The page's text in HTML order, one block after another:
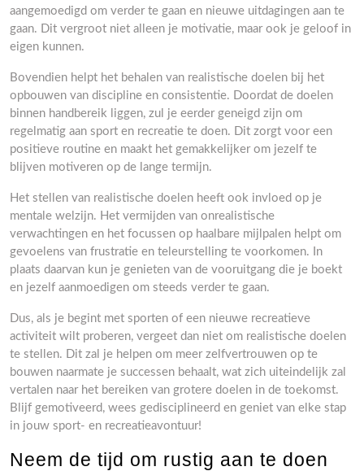
aangemoedigd om verder te gaan en nieuwe uitdagingen aan te
gaan. Dit vergroot niet alleen je motivatie, maar ook je geloof in
eigen kunnen.
Bovendien helpt het behalen van realistische doelen bij het
opbouwen van discipline en consistentie. Doordat de doelen
binnen handbereik liggen, zul je eerder geneigd zijn om
regelmatig aan sport en recreatie te doen. Dit zorgt voor een
positieve routine en maakt het gemakkelijker om jezelf te
blijven motiveren op de lange termijn.
Het stellen van realistische doelen heeft ook invloed op je
mentale welzijn. Het vermijden van onrealistische
verwachtingen en het focussen op haalbare mijlpalen helpt om
gevoelens van frustratie en teleurstelling te voorkomen. In
plaats daarvan kun je genieten van de vooruitgang die je boekt
en jezelf aanmoedigen om steeds verder te gaan.
Dus, als je begint met sporten of een nieuwe recreatieve
activiteit wilt proberen, vergeet dan niet om realistische doelen
te stellen. Dit zal je helpen om meer zelfvertrouwen op te
bouwen naarmate je successen behaalt, wat zich uiteindelijk zal
vertalen naar het bereiken van grotere doelen in de toekomst.
Blijf gemotiveerd, wees gedisciplineerd en geniet van elke stap
in jouw sport- en recreatieavontuur!
Neem de tijd om rustig aan te doen